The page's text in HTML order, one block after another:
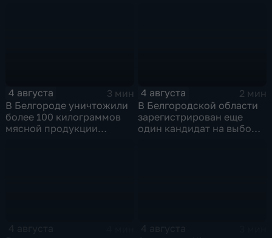
4 августа
3 мин
В Белгороде уничтожили
более 100 килограммов
мясной продукции
4 августа
2 мин
В Белгородской области
зарегистрирован еще
один кандидат на выборы